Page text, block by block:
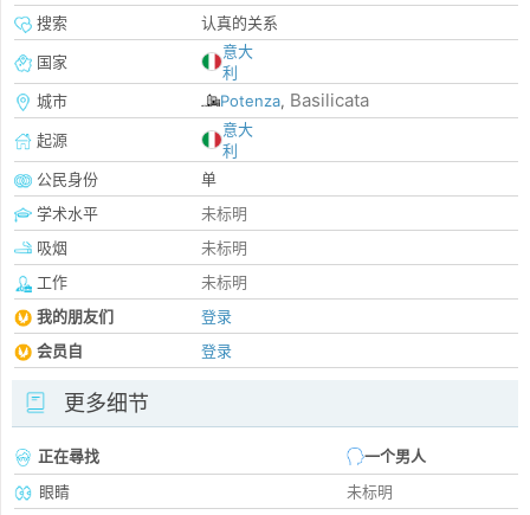
搜索
认真的关系
国家
意大
利
城市
Potenza, Basilicata
起源
意大
利
公民身份
单
学术水平
未标明
吸烟
未标明
工作
未标明
我的朋友们
登录
会员自
登录
更多细节
正在尋找
一个男人
眼睛
未标明